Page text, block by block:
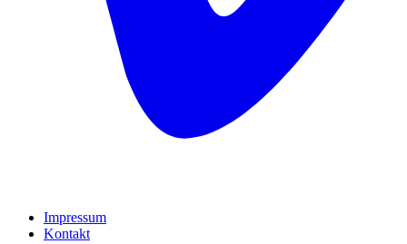
Impressum
Kontakt